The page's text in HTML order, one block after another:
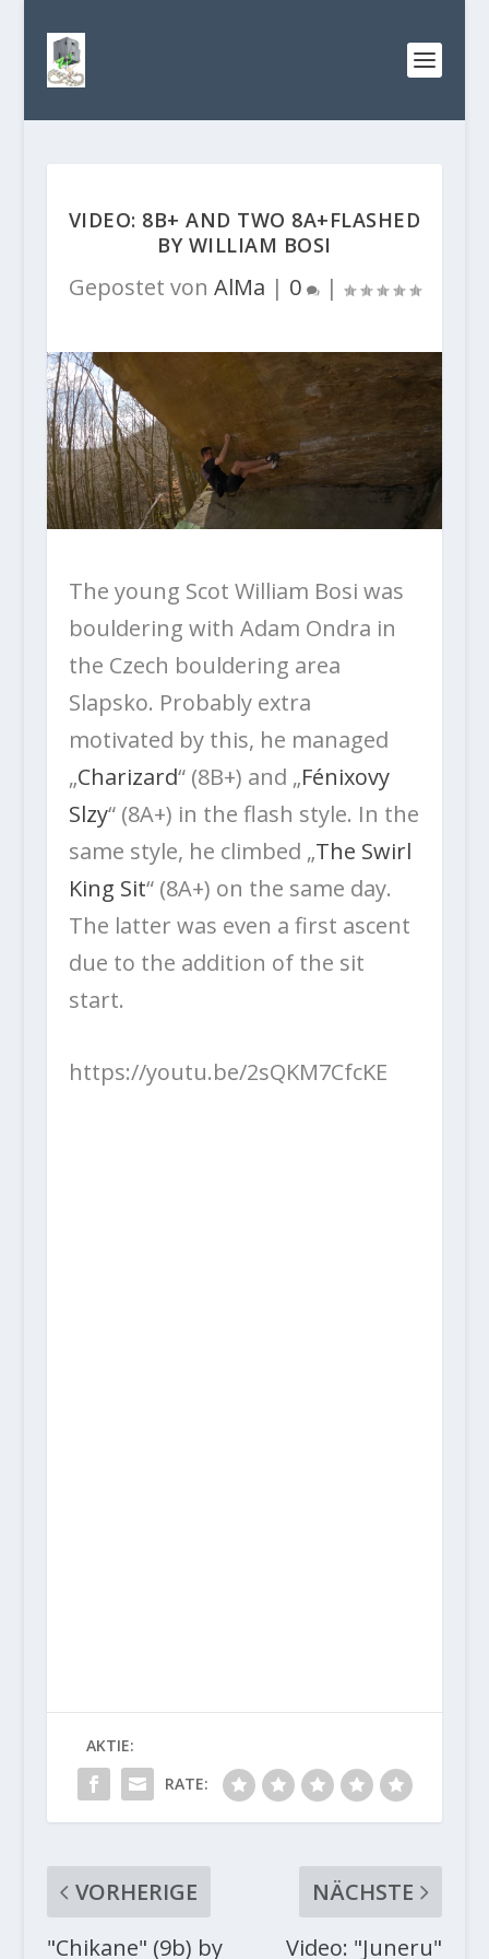
VIDEO: 8B+ AND TWO 8A+FLASHED
BY WILLIAM BOSI
Gepostet von AlMa | 0 |
The young Scot William Bosi was
bouldering with Adam Ondra in
the Czech bouldering area
Slapsko. Probably extra
motivated by this, he managed
„Charizard“ (8B+) and „Fénixovy
Slzy“ (8A+) in the flash style. In the
same style, he climbed „The Swirl
King Sit“ (8A+) on the same day.
The latter was even a first ascent
due to the addition of the sit
start.
https://youtu.be/2sQKM7CfcKE
AKTIE:
RATE:
VORHERIGE
"Chikane" (9b) by
NÄCHSTE
Video: "Juneru"